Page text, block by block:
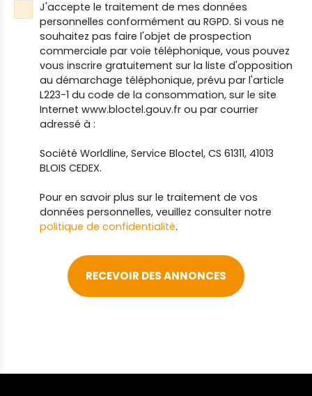
J'accepte le traitement de mes données
personnelles conformément au RGPD. Si vous ne
souhaitez pas faire l'objet de prospection
commerciale par voie téléphonique, vous pouvez
vous inscrire gratuitement sur la liste d'opposition
au démarchage téléphonique, prévu par l'article
L223-1 du code de la consommation, sur le site
Internet www.bloctel.gouv.fr ou par courrier
adressé à :
Société Worldline, Service Bloctel, CS 61311, 41013
BLOIS CEDEX.
Pour en savoir plus sur le traitement de vos
données personnelles, veuillez consulter notre
politique de confidentialité.
RECEVOIR DES ANNONCES